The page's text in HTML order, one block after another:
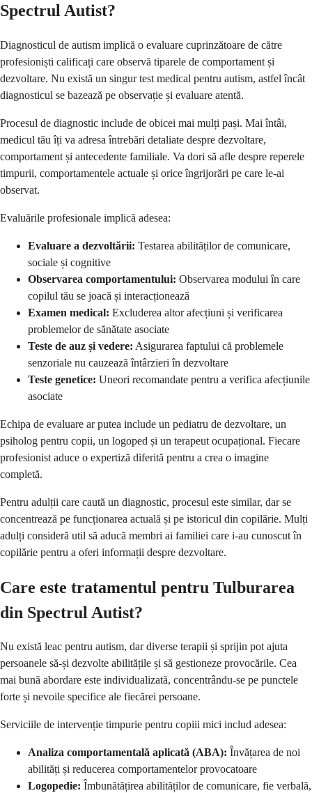
Spectrul Autist?
Diagnosticul de autism implică o evaluare cuprinzătoare de către
profesioniști calificați care observă tiparele de comportament și
dezvoltare. Nu există un singur test medical pentru autism, astfel încât
diagnosticul se bazează pe observație și evaluare atentă.
Procesul de diagnostic include de obicei mai mulți pași. Mai întâi,
medicul tău îți va adresa întrebări detaliate despre dezvoltare,
comportament și antecedente familiale. Va dori să afle despre reperele
timpurii, comportamentele actuale și orice îngrijorări pe care le-ai
observat.
Evaluările profesionale implică adesea:
Evaluare a dezvoltării: Testarea abilităților de comunicare,
sociale și cognitive
Observarea comportamentului: Observarea modului în care
copilul tău se joacă și interacționează
Examen medical: Excluderea altor afecțiuni și verificarea
problemelor de sănătate asociate
Teste de auz și vedere: Asigurarea faptului că problemele
senzoriale nu cauzează întârzieri în dezvoltare
Teste genetice: Uneori recomandate pentru a verifica afecțiunile
asociate
Echipa de evaluare ar putea include un pediatru de dezvoltare, un
psiholog pentru copii, un logoped și un terapeut ocupațional. Fiecare
profesionist aduce o expertiză diferită pentru a crea o imagine
completă.
Pentru adulții care caută un diagnostic, procesul este similar, dar se
concentrează pe funcționarea actuală și pe istoricul din copilărie. Mulți
adulți consideră util să aducă membri ai familiei care i-au cunoscut în
copilărie pentru a oferi informații despre dezvoltare.
Care este tratamentul pentru Tulburarea
din Spectrul Autist?
Nu există leac pentru autism, dar diverse terapii și sprijin pot ajuta
persoanele să-și dezvolte abilitățile și să gestioneze provocările. Cea
mai bună abordare este individualizată, concentrându-se pe punctele
forte și nevoile specifice ale fiecărei persoane.
Serviciile de intervenție timpurie pentru copiii mici includ adesea:
Analiza comportamentală aplicată (ABA): Învățarea de noi
abilități și reducerea comportamentelor provocatoare
Logopedie: Îmbunătățirea abilităților de comunicare, fie verbală,